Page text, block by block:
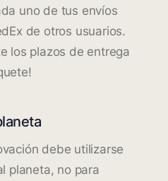
uno de tus envíos
de otros usuarios.
los plazos de entrega
debe utilizarse
planeta, no para